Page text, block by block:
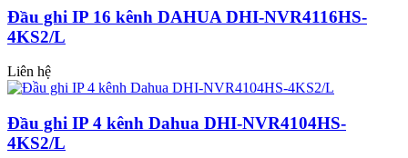
Đầu ghi IP 16 kênh DAHUA DHI-NVR4116HS-
4KS2/L
Liên hệ
Đầu ghi IP 4 kênh Dahua DHI-NVR4104HS-
4KS2/L